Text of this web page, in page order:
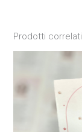
Prodotti correlati